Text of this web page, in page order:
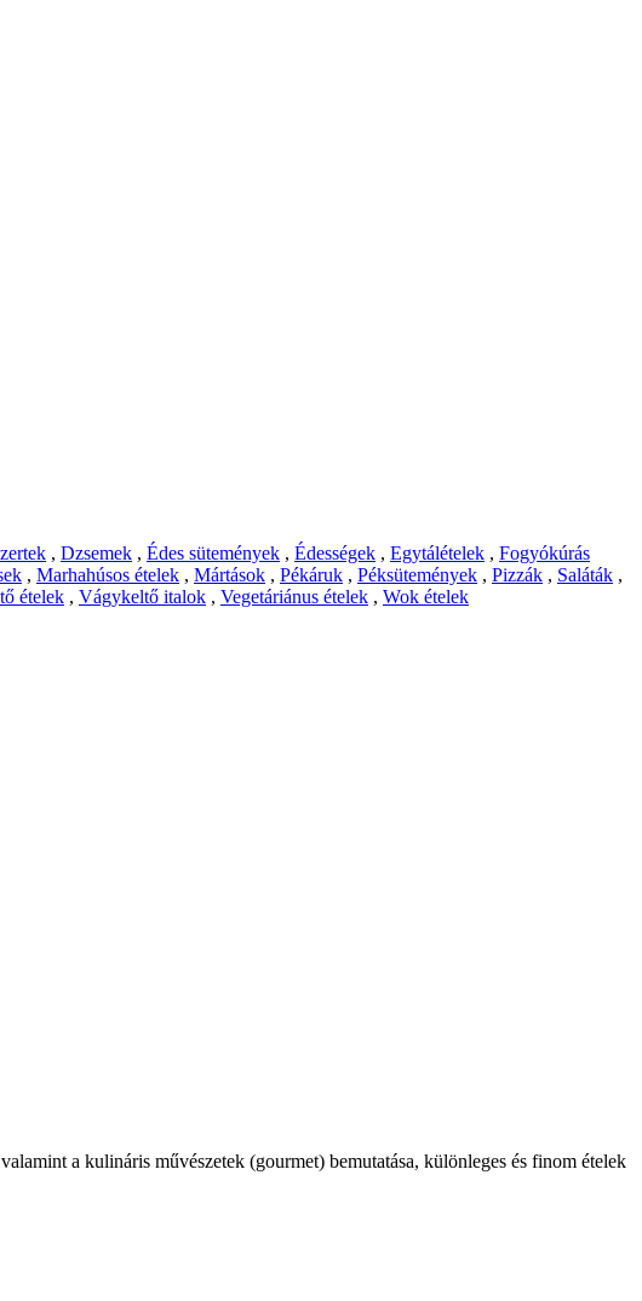
, Dzsemek , Édes sütemények , Édességek , Egytálételek , Fogyókúrás
, Marhahúsos ételek , Mártások , Pékáruk , Péksütemények , Pizzák , Saláták ,
ételek , Vágykeltő italok , Vegetáriánus ételek , Wok ételek
a kulináris művészetek (gourmet) bemutatása, különleges és finom ételek